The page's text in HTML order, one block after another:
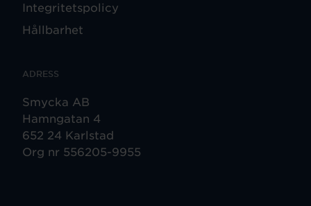
Integritetspolicy
Hållbarhet
ADRESS
Smycka AB
Hamngatan 4
652 24 Karlstad
Org nr 556205-9955